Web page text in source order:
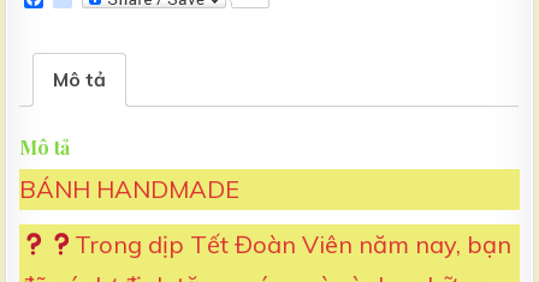
trọn
số
lượng
e
b
k
g
l
o
k
m
a
Mô tả
Mô tả
BÁNH HANDMADE
Trong dịp Tết Đoàn Viên năm nay, bạn